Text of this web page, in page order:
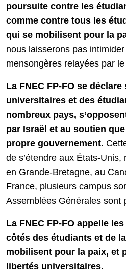
poursuite contre les
comme contre tous les
qui se mobilisent pour la
nous laisserons pas
mensongères relayées par
La FNEC FP-FO se
universitaires et des
nombreux pays,
par Israël et au soutien
propre gouvernement.
de s’étendre aux États-
en Grande-Bretagne, au
France, plusieurs campus
Assemblées Générales sont
La FNEC FP-FO appelle
côtés des étudiants et de
mobilisent pour la paix, et
libertés universitaires.